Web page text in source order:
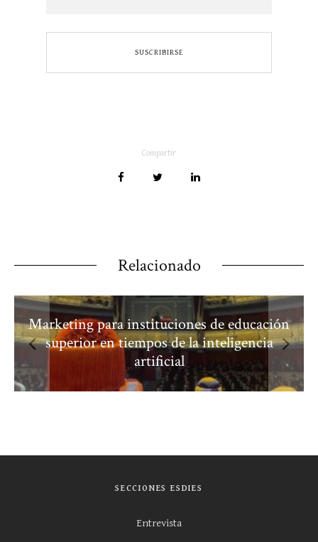
Compartir
Relacionado
Marketing para instituciones de educación
superior en tiempos de la inteligencia
artificial
SECCIONES ESDIES
Entrevista